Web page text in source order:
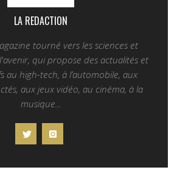
LA REDACTION
tourné vers les sciences et
qui propose des actualités et
au high-tech, à l’automobile, aux
aux jeux vidéo, au cinéma, à la
musique...